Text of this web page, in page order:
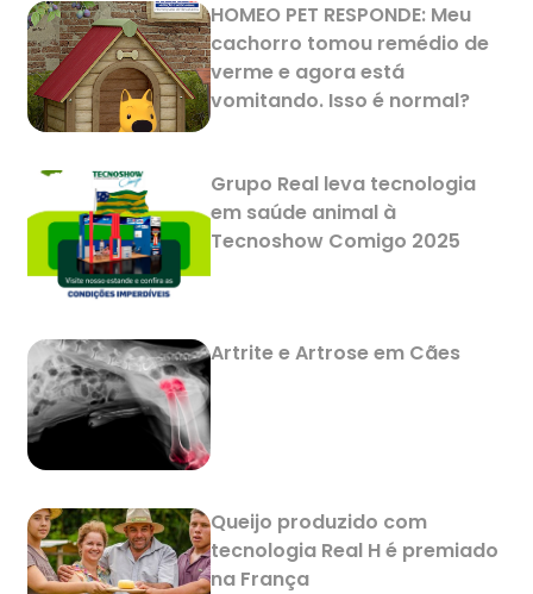
HOMEO PET RESPONDE: Meu
cachorro tomou remédio de
verme e agora está
vomitando. Isso é normal?
Grupo Real leva tecnologia
em saúde animal à
Tecnoshow Comigo 2025
Artrite e Artrose em Cães
Queijo produzido com
tecnologia Real H é premiado
na França